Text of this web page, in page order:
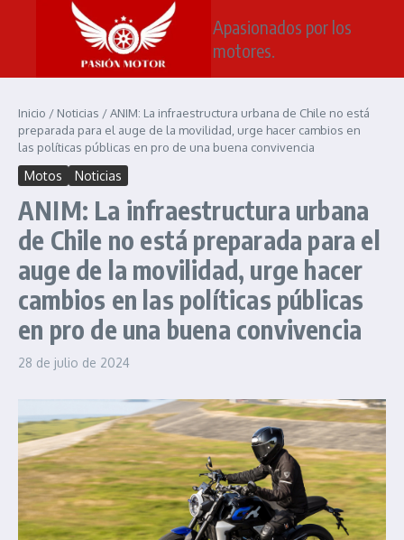
Saltar al contenido
Apasionados por los
motores.
Inicio / Noticias /ANIM: La infraestructura urbana de Chile no está
preparada para el auge de la movilidad, urge hacer cambios en
las políticas públicas en pro de una buena convivencia
Motos Noticias
ANIM: La infraestructura urbana
de Chile no está preparada para el
auge de la movilidad, urge hacer
cambios en las políticas públicas
en pro de una buena convivencia
28 de julio de 2024